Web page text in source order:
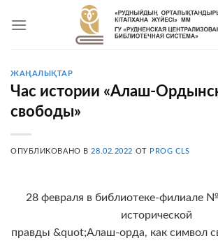
ЖАҢАЛЫҚТАР
Час истории «Алаш-
свободы»
ОПУБЛИКОВАНО В28.02.2022 ОТ PROG CLS
28 февраля в библиотеке-филиале
исторической
правды &quot;Алаш-орда, как символ